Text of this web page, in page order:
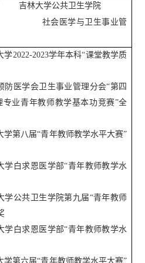
吉林大学公共卫生学院
社会医学与卫生事业管
学2022-2023学年本科“课堂教学质
防医学会卫生事业管理分会“第四
专业青年教师教学基本功竞赛”全
学第八届“青年教师教学水平大赛”
学白求恩医学部“青年教师教学水
学公共卫生学院第九届“青年教师
学白求恩医学部“青年教师教学水
学第六届“青年教师教学水平大赛”